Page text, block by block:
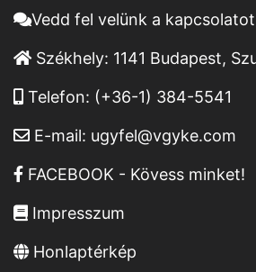
Vedd fel velünk a
Székhely: 1141 Budapest,
Telefon: (+36-1) 384-5541
E-mail: ugyfel@vgyke.com
FACEBOOK - Kövess minket!
Impresszum
Honlaptérkép